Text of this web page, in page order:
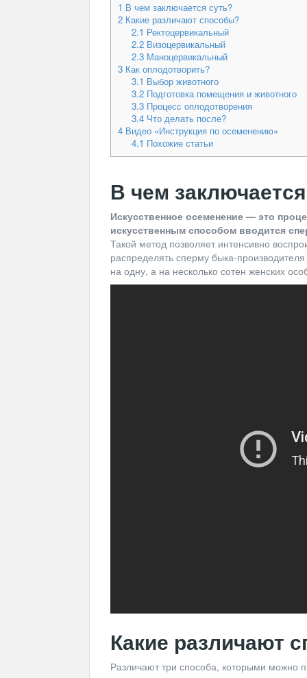
1 В чем заключается суть?
2 Какие различают способы?
2.1 Ректоцервикальный
2.2Визоцервикальный
2.3Маноцервикальный
3 Как оплодотворить?
3.1 Выбор животного
3.2Подготовка помещения и животного
3.3Процесс оплодотворения
3.4Что делать после?
4 Видео «Инструкция по осеменению»
4.1 Похожие статьи
В чем
Искусственное осеменение — это
искусственным способом вводится
Такой метод позволяет интенсивно
распределять сперму быка-
на одну, а на несколько сотен женских
Какие различают
Различают три способа, которыми можно